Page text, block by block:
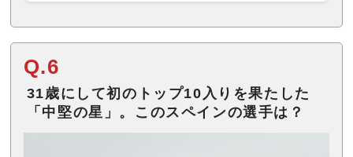
Q.6
31歳にして初のトップ10入りを果たした
「中堅の星」。このスペインの選手は？